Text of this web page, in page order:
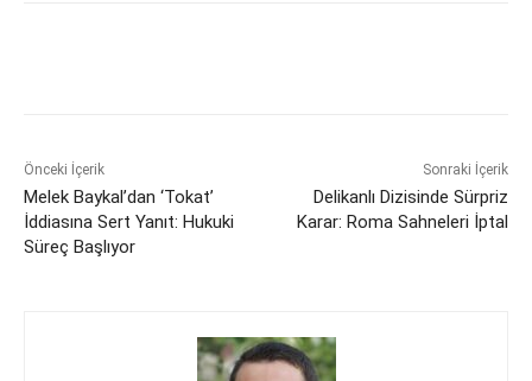
Önceki İçerik
Melek Baykal’dan ‘Tokat’
İddiasına Sert Yanıt: Hukuki
Süreç Başlıyor
Sonraki İçerik
Delikanlı Dizisinde Sürpriz
Karar: Roma Sahneleri İptal